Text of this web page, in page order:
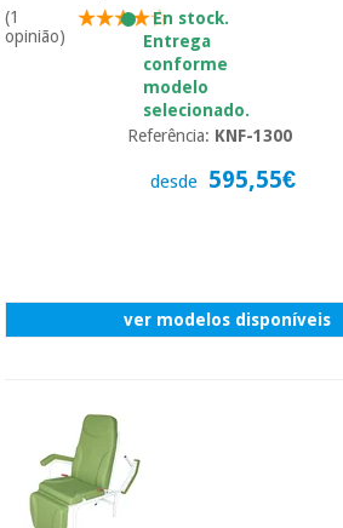
(1
opinião)
En stock.
Entrega
conforme
modelo
selecionado.
Referência: KNF-1300
desde 595,55€
ver modelos disponíveis